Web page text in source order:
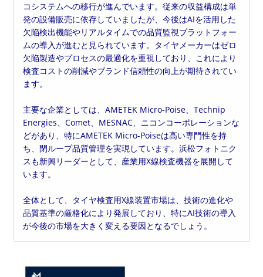
コシステムへの移行が進んでいます。従来の収益構成は単
発の設備販売に依存していましたが、今後はAIを活用した
欠陥検出機能やリアルタイムでの品質監視プラットフォー
ムの導入が進むと見られています。タイヤメーカーはゼロ
欠陥製造やプロセスの最適化を重視しており、これにより
検査コストの削減やブランド信頼性の向上が期待されてい
ます。
主要な企業としては、AMETEK Micro-Poise、Technip
Energies、Comet、MESNAC、ニコンコーポレーションな
どがあり、特にAMETEK Micro-Poiseは高い専門性を持
ち、閉ループ品質管理を実現しています。浜松フォトニク
スも新興リーダーとして、産業用X線検査機器を展開して
います。
全体として、タイヤ検査用X線装置市場は、技術の進化や
品質基準の厳格化により発展しており、特にAI技術の導入
が今後の市場を大きく変える要因となるでしょう。